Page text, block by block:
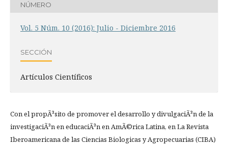
NÚMERO
Vol. 5 Núm. 10 (2016): Julio - Diciembre 2016
SECCIÓN
Artículos Científicos
Con el propÃ³sito de promover el desarrollo y divulgaciÃ³n de la
investigaciÃ³n en educaciÃ³n en AmÃ©rica Latina, en La Revista
Iberoamericana de las Ciencias Biologicas y Agropecuarias (CIBA)